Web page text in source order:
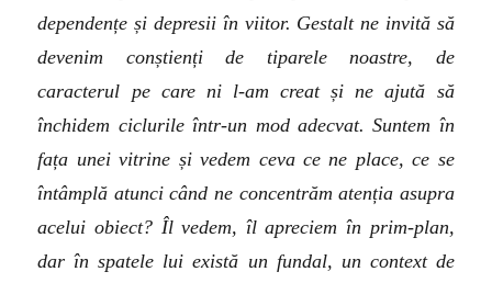
dependențe și depresii în viitor. Gestalt ne invită să
devenim conștienți de tiparele noastre, de
caracterul pe care ni l-am creat și ne ajută să
închidem ciclurile într-un mod adecvat. Suntem în
fața unei vitrine și vedem ceva ce ne place, ce se
întâmplă atunci când ne concentrăm atenția asupra
acelui obiect? Îl vedem, îl apreciem în prim-plan,
dar în spatele lui există un fundal, un context de